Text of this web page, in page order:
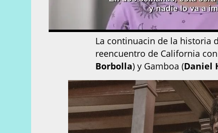
La continuacin de la historia
reencuentro de California
Borbolla) y Gamboa (Daniel